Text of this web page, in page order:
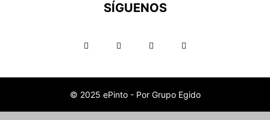
SÍGUENOS
© 2025 ePinto - Por Grupo Egido